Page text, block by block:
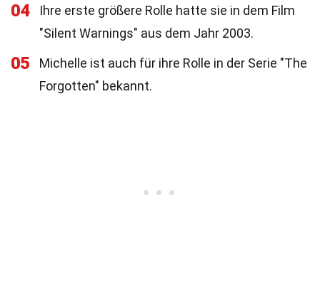
04
Ihre erste größere Rolle hatte sie in dem Film
"Silent Warnings" aus dem Jahr 2003.
05
Michelle ist auch für ihre Rolle in der Serie "The
Forgotten" bekannt.